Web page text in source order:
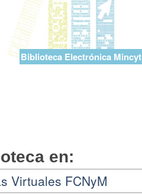
Biblioteca Electrónica Mincyt
en:
Virtuales FCNyM